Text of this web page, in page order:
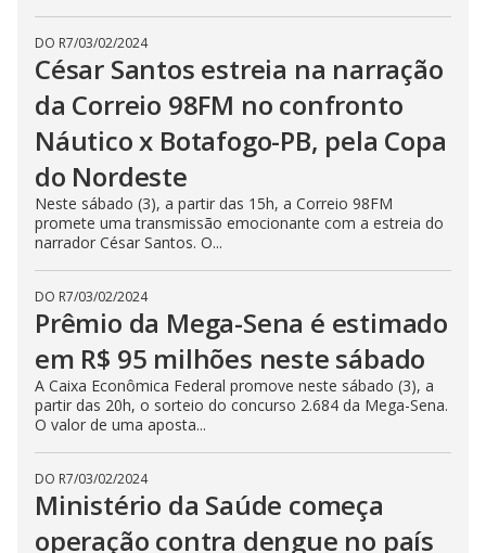
DO R7/03/02/2024
César Santos estreia na narração
da Correio 98FM no confronto
Náutico x Botafogo-PB, pela Copa
do Nordeste
Neste sábado (3), a partir das 15h, a Correio 98FM
promete uma transmissão emocionante com a estreia do
narrador César Santos. O...
DO R7/03/02/2024
Prêmio da Mega-Sena é estimado
em R$ 95 milhões neste sábado
A Caixa Econômica Federal promove neste sábado (3), a
partir das 20h, o sorteio do concurso 2.684 da Mega-Sena.
O valor de uma aposta...
DO R7/03/02/2024
Ministério da Saúde começa
operação contra dengue no país